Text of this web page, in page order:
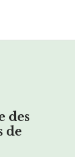
des
de